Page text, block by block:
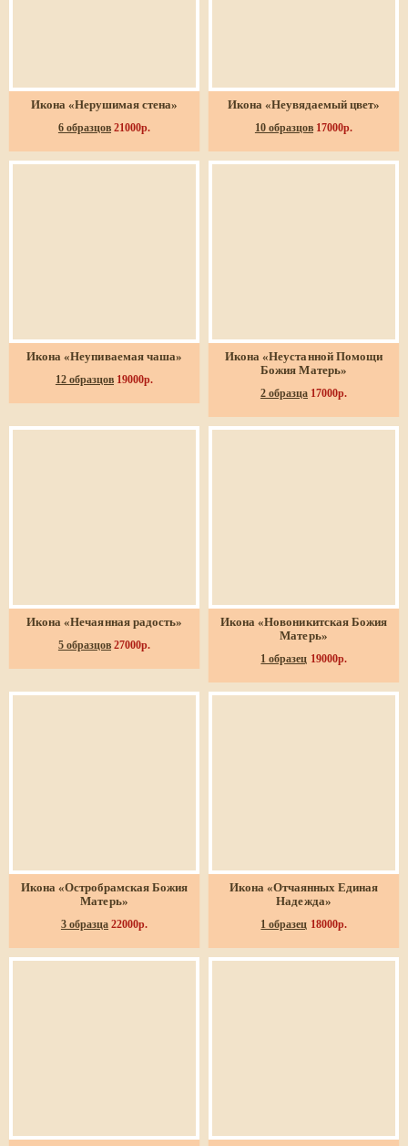
Икона «Нерушимая стена»
6 образцов 21000р.
Икона «Неувядаемый цвет»
10 образцов 17000р.
Икона «Неупиваемая чаша»
12 образцов 19000р.
Икона «Неустанной Помощи
Божия Матерь»
2 образца 17000р.
Икона «Нечаянная радость»
5 образцов 27000р.
Икона «Новоникитская Божия
Матерь»
1 образец 19000р.
Икона «Остробрамская Божия
Матерь»
3 образца 22000р.
Икона «Отчаянных Единая
Надежда»
1 образец 18000р.